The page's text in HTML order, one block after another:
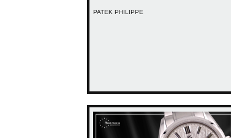
PATEK PHILIPPE